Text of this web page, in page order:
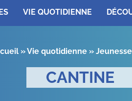
VIE QUOTIDIENNE
»Vie quotidienne » Jeunesse
CANTINE